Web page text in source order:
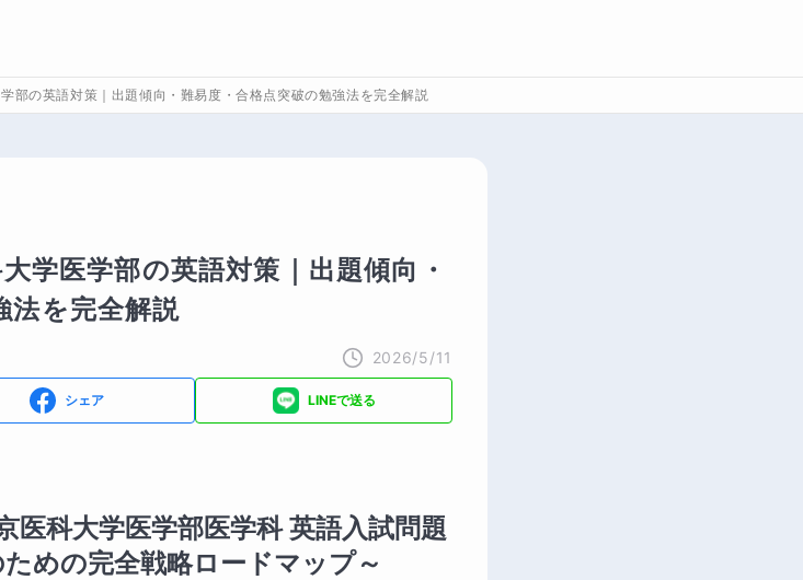
部の英語対策｜出題傾向・難易度・合格点突破の勉強法を完全解説
学医学部の英語対策｜出題傾向・
法を完全解説
2026/5/11
シェア LINEで送る
医科大学医学部医学科 英語入試問題
めの完全戦略ロードマップ～